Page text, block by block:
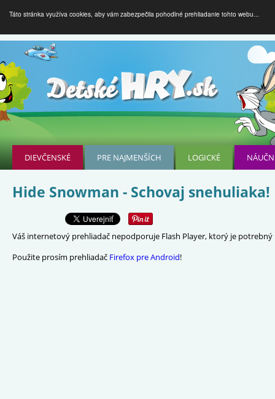
Táto stránka využíva cookies, aby vám zabezpečila pohodlné prehliadanie tohto webu...
DIEVČENSKÉ PRE NAJMENŠÍCH LOGICKÉ
Hide Snowman - Schovaj snehuliaka!
Váš internetový prehliadač nepodporuje Flash Player, ktorý je
Použite prosím prehliadač Firefox pre Android!